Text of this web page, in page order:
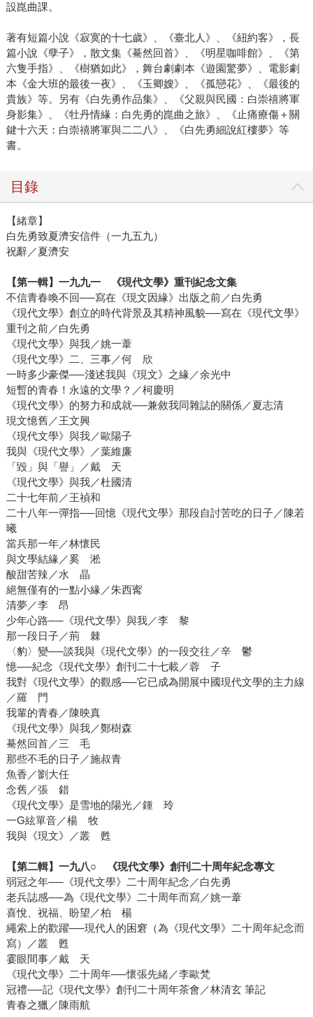
設崑曲課。
著有短篇小說《寂寞的十七歲》、《臺北人》、《紐約客》，長
篇小說《孽子》，散文集《驀然回首》、《明星咖啡館》、《第
六隻手指》、《樹猶如此》，舞台劇劇本《遊園驚夢》、電影劇
本《金大班的最後一夜》、《玉卿嫂》、《孤戀花》、《最後的
貴族》等。另有《白先勇作品集》、《父親與民國：白崇禧將軍
身影集》、《牡丹情緣：白先勇的崑曲之旅》、《止痛療傷＋關
鍵十六天：白崇禧將軍與二二八》、《白先勇細說紅樓夢》等
書。
目錄
【緒章】
白先勇致夏濟安信件（一九五九）
祝辭／夏濟安
【第一輯】一九九一 《現代文學》重刊紀念文集
不信青春喚不回──寫在《現文因緣》出版之前／白先勇
《現代文學》創立的時代背景及其精神風貌──寫在《現代文學》
重刊之前／白先勇
《現代文學》與我／姚一葦
《現代文學》二、三事／何 欣
一時多少豪傑──淺述我與《現文》之緣／余光中
短暫的青春！永遠的文學？／柯慶明
《現代文學》的努力和成就──兼敘我同雜誌的關係／夏志清
現文憶舊／王文興
《現代文學》與我／歐陽子
我與《現代文學》／葉維廉
「毀」與「譽」／戴 天
《現代文學》與我／杜國清
二十七年前／王禎和
二十八年一彈指──回憶《現代文學》那段自討苦吃的日子／陳若
曦
當兵那一年／林懷民
與文學結緣／奚 淞
酸甜苦辣／水 晶
絕無僅有的一點小緣／朱西寗
清夢／李 昂
少年心路──《現代文學》與我／李 黎
那一段日子／荊 棘
〈豹〉變──談我與《現代文學》的一段交往／辛 鬱
憶──紀念《現代文學》創刊二十七載／蓉 子
我對《現代文學》的觀感──它已成為開展中國現代文學的主力線
／羅 門
我輩的青春／陳映真
《現代文學》與我／鄭樹森
驀然回首／三 毛
那些不毛的日子／施叔青
魚香／劉大任
念舊／張 錯
《現代文學》是雪地的陽光／鍾 玲
一G絃單音／楊 牧
我與《現文》／叢 甦
【第二輯】一九八○ 《現代文學》創刊二十周年紀念專文
弱冠之年──《現代文學》二十周年紀念／白先勇
老兵誌感──為《現代文學》二十周年而寫／姚一葦
喜悅、祝福、盼望／柏 楊
繩索上的歡躍──現代人的困窘（為《現代文學》二十周年紀念而
寫）／叢 甦
霎眼間事／戴 天
《現代文學》二十周年──懷張先緒／李歐梵
冠禮──記《現代文學》創刊二十周年茶會／林清玄 筆記
青春之獵／陳雨航